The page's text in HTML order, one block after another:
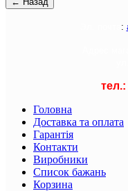
:
тел.:
Головна
Доставка та оплата
Гарантія
Контакти
Виробники
Список бажань
Корзина